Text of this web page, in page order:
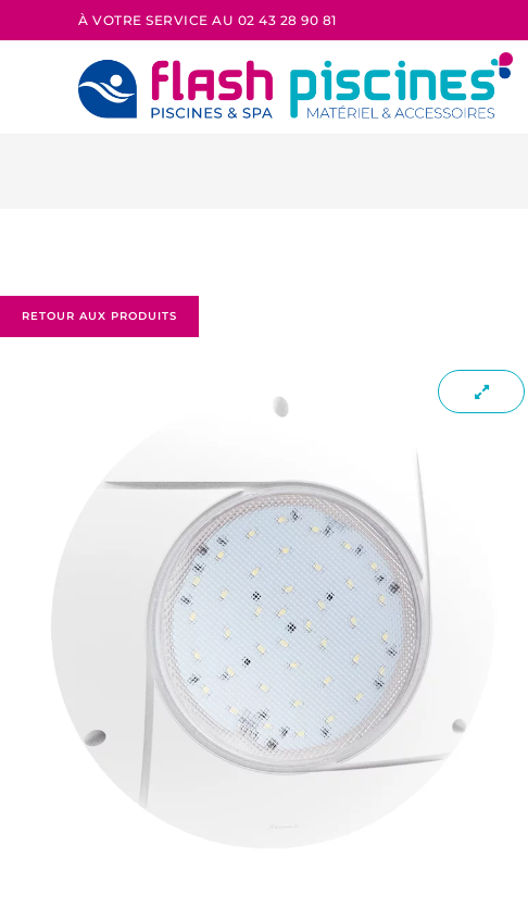
À VOTRE SERVICE AU 02 43 28 90 81